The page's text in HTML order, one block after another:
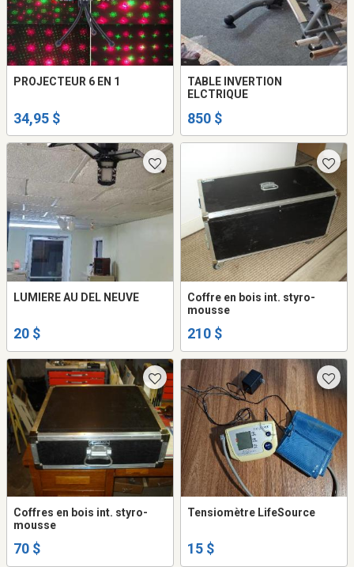
PROJECTEUR 6 EN 1
34,95 $
TABLE INVERTION
ELCTRIQUE
850 $
LUMIERE AU DEL NEUVE
20 $
Coffre en bois int. styro-
mousse
210 $
Coffres en bois int. styro-
mousse
70 $
Tensiomètre LifeSource
15 $